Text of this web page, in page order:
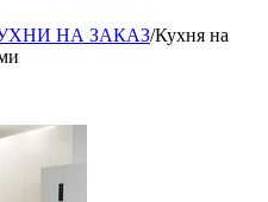
НА ЗАКАЗ/Кухня на